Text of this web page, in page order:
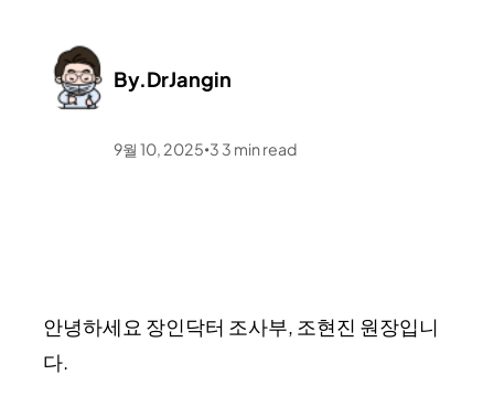
By.DrJangin
9월 10, 2025 •3 3 min read
안녕하세요 장인닥터 조사부, 조현진 원장입니
다.